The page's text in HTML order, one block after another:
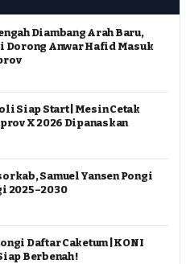
Diambang Arah Baru,
Dorong Anwar Hafid Masuk
Siap Start | Mesin Cetak
X 2026 Dipanaskan
Samuel Yansen Pongi
2025–2030
Daftar Caketum | KONI
Berbenah !